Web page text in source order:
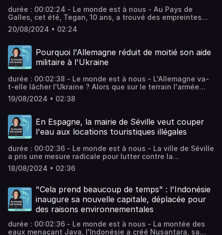
durée : 00:02:24 - Le monde est à nous - Au Pays de
Galles, cet été, Tegan, 10 ans, a trouvé des empreintes
qui ont très probablement été laissées par un énorme
herbivore à long cou qui mesurait trois mètres de haut.
épisodes sans limite, rendez-vous sur Radio France.
20/08/2024 • 02:24
Pourquoi l'Allemagne réduit de moitié son aide
militaire à l'Ukraine
durée : 00:02:38 - Le monde est à nous - L'Allemagne va-
t-elle lâcher l'Ukraine ? Alors que sur le terrain l'armée
ukrainienne tente actuellement de consolider les
positions prises en territoire russe, Berlin annonce réduire
aimez ce podcast ? Pour écouter tous les autres épisodes
sans limite, rendez-vous sur Radio France.
19/08/2024 • 02:38
En Espagne, la mairie de Séville veut couper
l'eau aux locations touristiques illégales
durée : 00:02:36 - Le monde est à nous - La ville de Séville
a pris une mesure radicale pour lutter contre la
surfréquentation de touristes. Elle menace de couper
l'eau aux 5 000 logements touristiques qui ne respectent
podcast ? Pour écouter tous les autres épisodes sans
limite, rendez-vous sur Radio France.
18/08/2024 • 02:36
"Cela prend beaucoup de temps" : l'Indonésie
inaugure sa nouvelle capitale, déplacée pour
des raisons environnementales
durée : 00:02:36 - Le monde est à nous - La montée des
eaux menaçant Java, l'Indonésie a créé Nusantara, sa